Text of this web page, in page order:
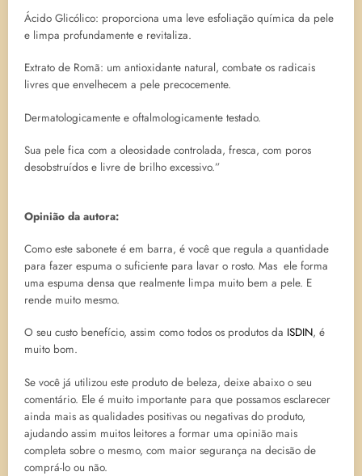
Ácido Glicólico: proporciona uma leve esfoliação química da pele
e limpa profundamente e revitaliza.
Extrato de Romã: um antioxidante natural, combate os radicais
livres que envelhecem a pele precocemente.
Dermatologicamente e oftalmologicamente testado.
Sua pele fica com a oleosidade controlada, fresca, com poros
desobstruídos e livre de brilho excessivo.”
Opinião da autora:
Como este sabonete é em barra, é você que regula a quantidade
para fazer espuma o suficiente para lavar o rosto. Mas ele forma
uma espuma densa que realmente limpa muito bem a pele. E
rende muito mesmo.
O seu custo benefício, assim como todos os produtos da ISDIN, é
muito bom.
Se você já utilizou este produto de beleza, deixe abaixo o seu
comentário. Ele é muito importante para que possamos esclarecer
ainda mais as qualidades positivas ou negativas do produto,
ajudando assim muitos leitores a formar uma opinião mais
completa sobre o mesmo, com maior segurança na decisão de
comprá-lo ou não.